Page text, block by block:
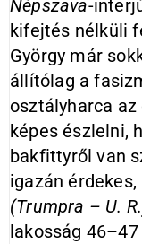
Népszava-
kifejtés nélküli
György már
állítólag a
osztályharca az
képes észlelni,
bakfittyről van
igazán
(Trumpra – U.
lakosság